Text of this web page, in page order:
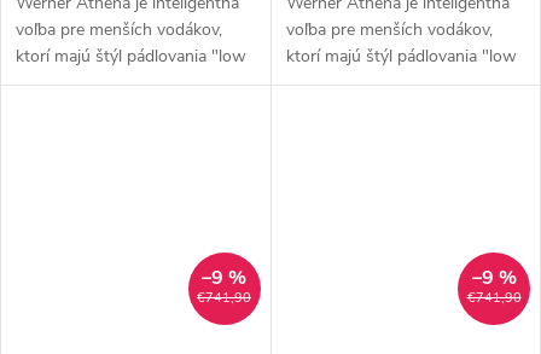
voľba pre menších vodákov,
ktorí majú štýl pádlovania "low
angle" a chcú, aby sa lopatka
voľba pre menších vodákov,
ktorí majú štýl pádlovania "low
angle" a chcú, aby sa lopatka
€741,90
–9 %
€741,90
–9 %